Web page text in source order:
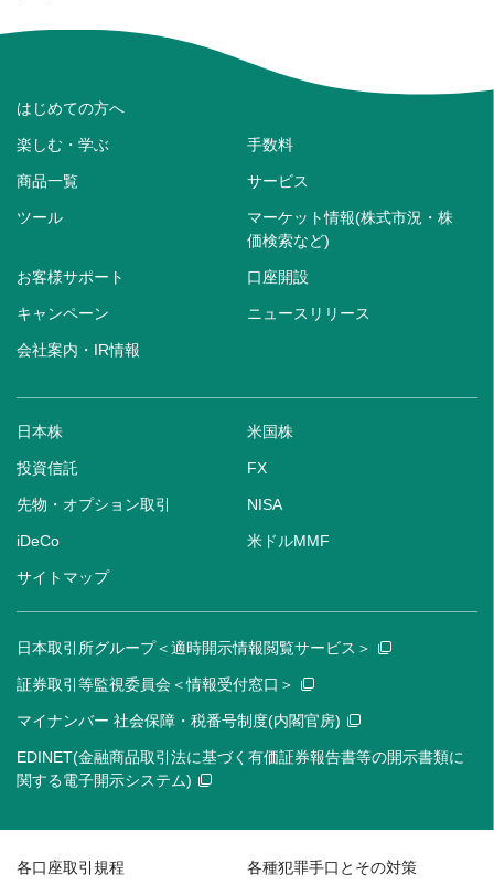
はじめての方へ
楽しむ・学ぶ 手数料
商品一覧 サービス
ツール
マーケット情報(株式市況・株
価検索など)
お客様サポート 口座開設
キャンペーン ニュースリリース
会社案内・IR情報
日本株 米国株
投資信託 FX
先物・オプション取引 NISA
iDeCo 米ドルMMF
サイトマップ
日本取引所グループ＜適時開示情報閲覧サービス＞
証券取引等監視委員会＜情報受付窓口＞
マイナンバー 社会保障・税番号制度(内閣官房)
EDINET(金融商品取引法に基づく有価証券報告書等の開示書類に
関する電子開示システム)
各口座取引規程 各種犯罪手口とその対策